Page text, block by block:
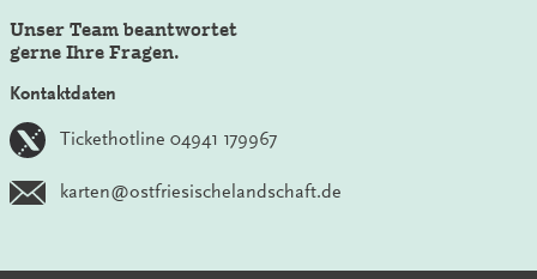
Unser Team beantwortet
gerne Ihre Fragen.
Kontaktdaten
Tickethotline 04941 179967
karten@ostfriesischelandschaft.de